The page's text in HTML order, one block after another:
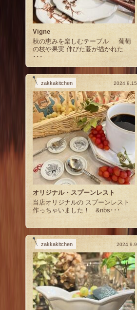
Vigne
秋の恵みを楽しむテーブル 葡萄
の枝や果実 伸びた蔓が描かれた
･･･
zakkakitchen 2024.9.15
オリジナル・スプーンレスト
当店オリジナルの スプーンレスト
作っちゃいました！ &nbs･･･
zakkakitchen 2024.9.9